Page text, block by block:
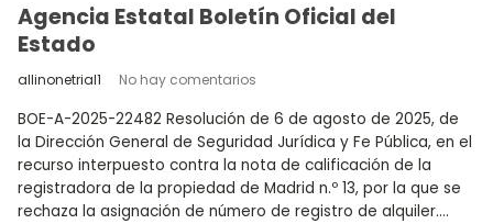
Agencia Estatal Boletín Oficial del
Estado
allinonetrial1 No hay comentarios
BOE-A-2025-22482 Resolución de 6 de agosto de 2025, de
la Dirección General de Seguridad Jurídica y Fe Pública, en el
recurso interpuesto contra la nota de calificación de la
registradora de la propiedad de Madrid n.º 13, por la que se
rechaza la asignación de número de registro de alquiler....